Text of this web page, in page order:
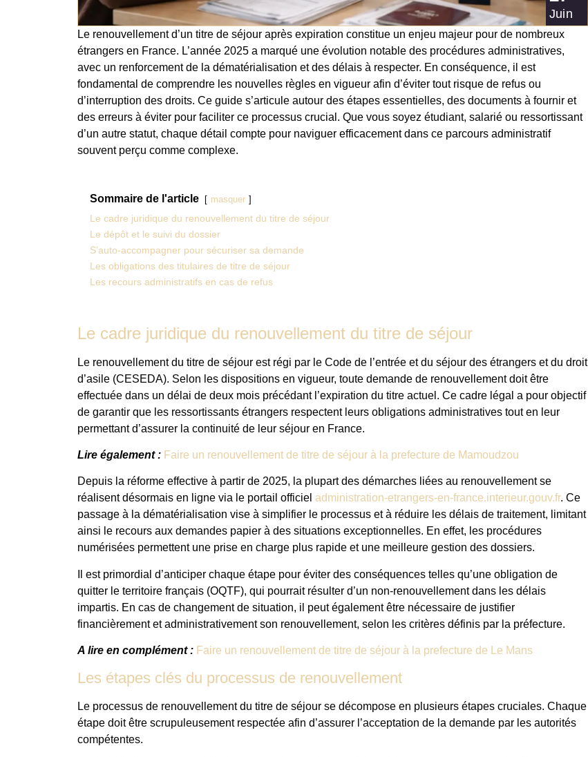
Juin
Le renouvellement d’un titre de séjour après expiration constitue un enjeu majeur pour de nombreux
étrangers en France. L’année 2025 a marqué une évolution notable des procédures administratives,
avec un renforcement de la dématérialisation et des délais à respecter. En conséquence, il est
fondamental de comprendre les nouvelles règles en vigueur afin d’éviter tout risque de refus ou
d’interruption des droits. Ce guide s’articule autour des étapes essentielles, des documents à fournir et
des erreurs à éviter pour faciliter ce processus crucial. Que vous soyez étudiant, salarié ou ressortissant
d’un autre statut, chaque détail compte pour naviguer efficacement dans ce parcours administratif
souvent perçu comme complexe.
Sommaire de l'article masquer
Le cadre juridique du renouvellement du titre de séjour
Le dépôt et le suivi du dossier
S’auto-accompagner pour sécuriser sa demande
Les obligations des titulaires de titre de séjour
Les recours administratifs en cas de refus
Le cadre juridique du renouvellement du titre de séjour
Le renouvellement du titre de séjour est régi par le Code de l’entrée et du séjour des étrangers et du droit
d’asile (CESEDA). Selon les dispositions en vigueur, toute demande de renouvellement doit être
effectuée dans un délai de deux mois précédant l’expiration du titre actuel. Ce cadre légal a pour objectif
de garantir que les ressortissants étrangers respectent leurs obligations administratives tout en leur
permettant d’assurer la continuité de leur séjour en France.
Lire également : Faire un renouvellement de titre de séjour à la prefecture de Mamoudzou
Depuis la réforme effective à partir de 2025, la plupart des démarches liées au renouvellement se
réalisent désormais en ligne via le portail officiel administration-etrangers-en-france.interieur.gouv.fr. Ce
passage à la dématérialisation vise à simplifier le processus et à réduire les délais de traitement, limitant
ainsi le recours aux demandes papier à des situations exceptionnelles. En effet, les procédures
numérisées permettent une prise en charge plus rapide et une meilleure gestion des dossiers.
Il est primordial d’anticiper chaque étape pour éviter des conséquences telles qu’une obligation de
quitter le territoire français (OQTF), qui pourrait résulter d’un non-renouvellement dans les délais
impartis. En cas de changement de situation, il peut également être nécessaire de justifier
financièrement et administrativement son renouvellement, selon les critères définis par la préfecture.
A lire en complément : Faire un renouvellement de titre de séjour à la prefecture de Le Mans
Les étapes clés du processus de renouvellement
Le processus de renouvellement du titre de séjour se décompose en plusieurs étapes cruciales. Chaque
étape doit être scrupuleusement respectée afin d’assurer l’acceptation de la demande par les autorités
compétentes.